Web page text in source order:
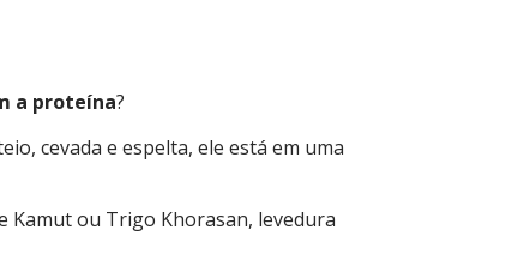
a proteína?
cevada e espelta, ele está em uma
Kamut ou Trigo Khorasan, levedura